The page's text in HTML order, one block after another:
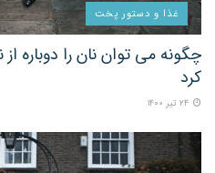
غذا و دستور پخت
چگونه می توان نان را دوباره
کرد